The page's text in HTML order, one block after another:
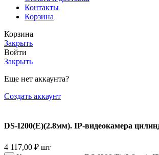
Контакты
Корзина
Корзина
Закрыть
Войти
Закрыть
Еще нет аккаунта?
Создать аккаунт
DS-I200(E)(2.8мм). IP-видеокамера
4 117,00 ₽ шт